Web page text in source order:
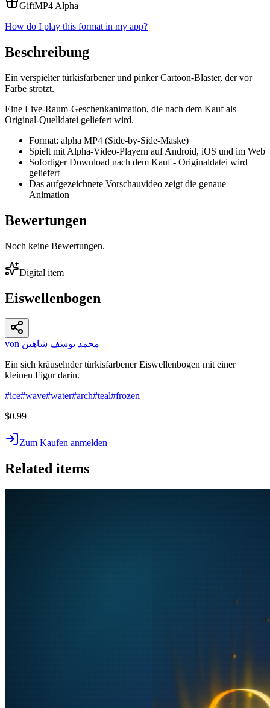
GiftMP4 Alpha
How do I play this format in my app?
Beschreibung
Ein verspielter türkisfarbener und pinker Cartoon-Blaster, der vor
Farbe strotzt.
Eine Live-Raum-Geschenkanimation, die nach dem Kauf als
Original-Quelldatei geliefert wird.
Format: alpha MP4 (Side-by-Side-Maske)
Spielt mit Alpha-Video-Playern auf Android, iOS und im Web
Sofortiger Download nach dem Kauf - Originaldatei wird
geliefert
Das aufgezeichnete Vorschauvideo zeigt die genaue
Animation
Bewertungen
Noch keine Bewertungen.
Digital item
Eiswellenbogen
von محمد يوسف شاهين
Ein sich kräuselnder türkisfarbener Eiswellenbogen mit einer
kleinen Figur darin.
#ice#wave#water#arch#teal#frozen
$0.99
Zum Kaufen anmelden
Related items